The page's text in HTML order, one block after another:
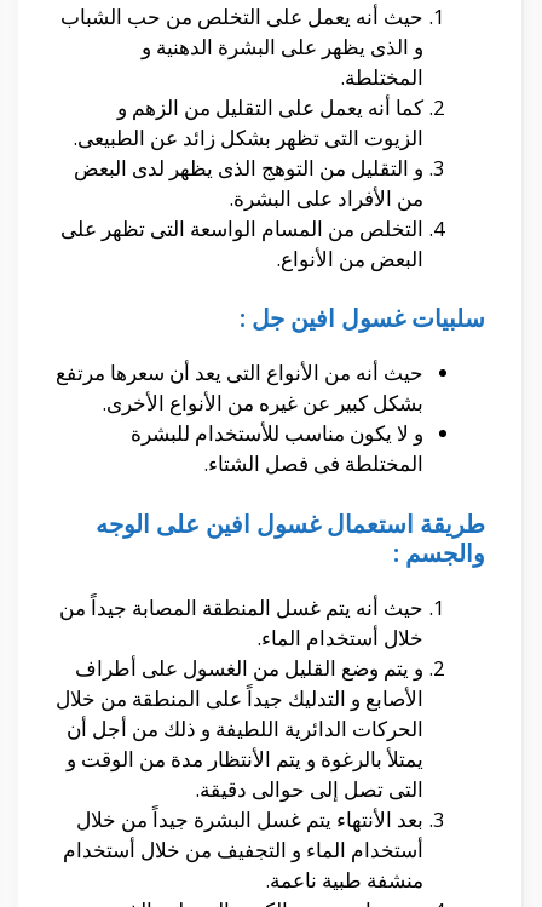
حيث أنه يعمل على التخلص من حب الشباب
و الذى يظهر على البشرة الدهنية و
المختلطة.
كما أنه يعمل على التقليل من الزهم و
الزيوت التى تظهر بشكل زائد عن الطبيعى.
و التقليل من التوهج الذى يظهر لدى البعض
من الأفراد على البشرة.
التخلص من المسام الواسعة التى تظهر على
البعض من الأنواع.
سلبيات غسول افين جل :
حيث أنه من الأنواع التى يعد أن سعرها مرتفع
بشكل كبير عن غيره من الأنواع الأخرى.
و لا يكون مناسب للأستخدام للبشرة
المختلطة فى فصل الشتاء.
طريقة استعمال غسول افين على الوجه
والجسم :
حيث أنه يتم غسل المنطقة المصابة جيداً من
خلال أستخدام الماء.
و يتم وضع القليل من الغسول على أطراف
الأصابع و التدليك جيداً على المنطقة من خلال
الحركات الدائرية اللطيفة و ذلك من أجل أن
يمتلأ بالرغوة و يتم الأنتظار مدة من الوقت و
التى تصل إلى حوالى دقيقة.
بعد الأنتهاء يتم غسل البشرة جيداً من خلال
أستخدام الماء و التجفيف من خلال أستخدام
منشفة طبية ناعمة.